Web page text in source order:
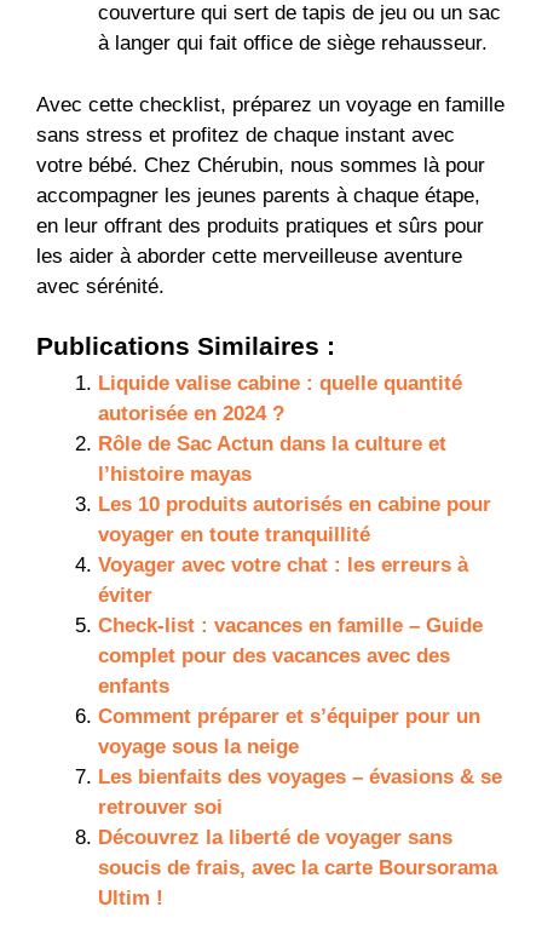
couverture qui sert de tapis de jeu ou un sac
à langer qui fait office de siège rehausseur.
Avec cette checklist, préparez un voyage en famille
sans stress et profitez de chaque instant avec
votre bébé. Chez Chérubin, nous sommes là pour
accompagner les jeunes parents à chaque étape,
en leur offrant des produits pratiques et sûrs pour
les aider à aborder cette merveilleuse aventure
avec sérénité.
Publications Similaires :
Liquide valise cabine : quelle quantité
autorisée en 2024 ?
Rôle de Sac Actun dans la culture et
l’histoire mayas
Les 10 produits autorisés en cabine pour
voyager en toute tranquillité
Voyager avec votre chat : les erreurs à
éviter
Check-list : vacances en famille – Guide
complet pour des vacances avec des
enfants
Comment préparer et s’équiper pour un
voyage sous la neige
Les bienfaits des voyages – évasions & se
retrouver soi
Découvrez la liberté de voyager sans
soucis de frais, avec la carte Boursorama
Ultim !